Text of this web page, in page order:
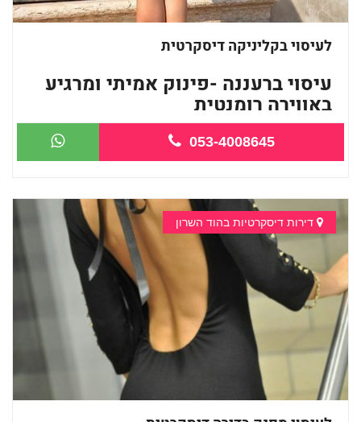
לעיסוי בקליניקה דיסקרטית
עיסוי ברעננה -פינוק אמיתי ומרגיע
באווירה רומנטית
053-4008645
דירות דיסקרטיות בהוד השרון